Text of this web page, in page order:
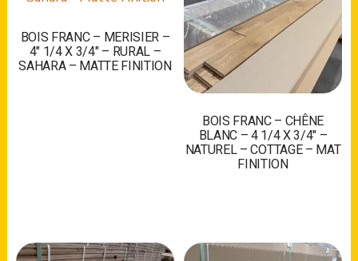
BOIS FRANC – MERISIER –
4″ 1/4 X 3/4″ – RURAL –
SAHARA – MATTE FINITION
BOIS FRANC – CHÊNE
BLANC – 4 1/4 X 3/4″ –
NATUREL – COTTAGE – MAT
FINITION